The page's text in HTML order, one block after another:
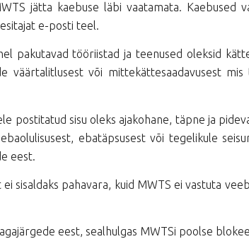
jätta kaebuse läbi vaatamata. Kaebused
e-posti teel.
pakutavad tööriistad ja teenused oleksid
väärtalitlusest või mittekättesaadavusest
postitatud sisu oleks ajakohane, täpne ja
ebatäpsusest või tegelikule
eest.
sisaldaks pahavara, kuid MWTS ei vastuta
eest, sealhulgas MWTSi poolse